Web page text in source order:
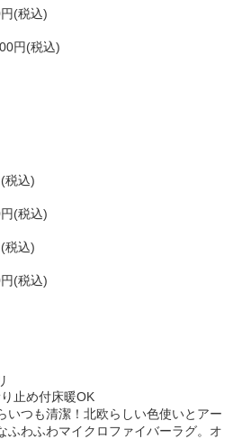
(税込)
円(税込)
税込)
(税込)
税込)
(税込)
止め付床暖OK
いつも清潔！北欧らしい色使いとアー
ふわふわマイクロファイバーラグ。オ